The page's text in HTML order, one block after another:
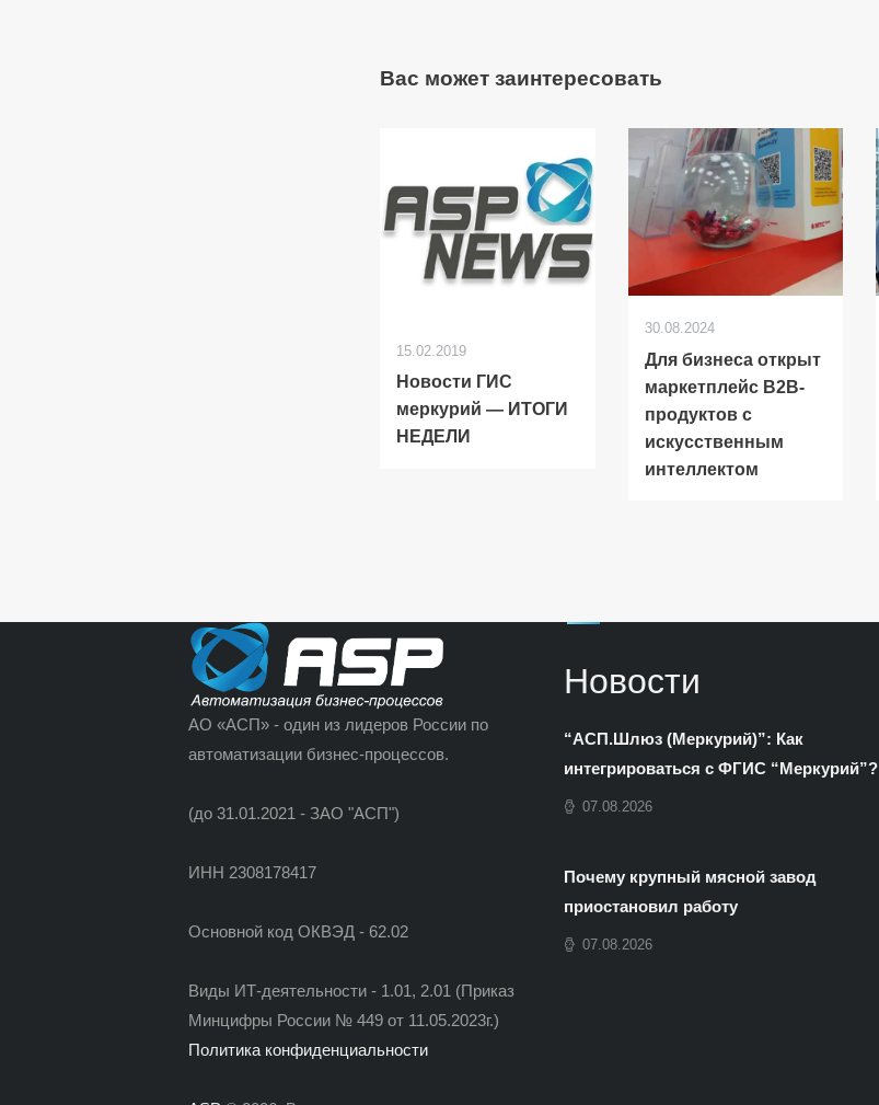
Вас может заинтересовать
15.02.2019
Новости ГИС
меркурий — ИТОГИ
НЕДЕЛИ
30.08.2024
Для бизнеса открыт
маркетплейс B2B-
продуктов с
искусственным
интеллектом
АО «АСП» - один из лидеров России по
автоматизации бизнес-процессов.
(до 31.01.2021 - ЗАО "АСП")
ИНН 2308178417
Основной код ОКВЭД - 62.02
Виды ИТ-деятельности - 1.01, 2.01 (Приказ
Минцифры России № 449 от 11.05.2023г.)
Новости
“АСП.Шлюз (Меркурий)”: Как
интегрироваться с ФГИС “Меркурий”?
07.08.2026
Почему крупный мясной завод
приостановил работу
07.08.2026
Политика конфиденциальности